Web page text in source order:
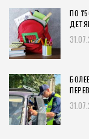
ПО